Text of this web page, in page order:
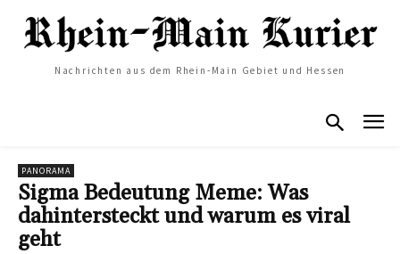
Nachrichten aus dem Rhein-Main Gebiet und Hessen
PANORAMA
Sigma Bedeutung Meme: Was
dahintersteckt und warum es viral
geht